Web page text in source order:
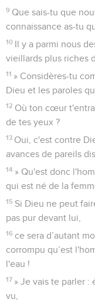
9 Que sais-tu que
connaissance as-tu
10 Il y a parmi nous
vieillards plus riches
11 » Considères-tu
Dieu et les paroles
12 Où ton cœur
de tes yeux ?
13 Oui, c'est contre
avances de pareils
14 » Qu'est donc
qui est né de la
15 Si Dieu ne peut
pas pur devant lui,
16 ce sera d’autant
corrompu qu’est
l'eau !
17 » Je vais te parler :
vu,